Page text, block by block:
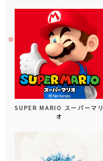
SUPER MARIO スーパーマリ
オ